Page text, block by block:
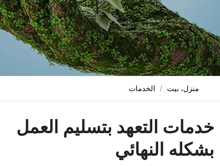
منزل، بيت الخدمات
خدمات التعهد بتسليم العمل
بشكله النهائي